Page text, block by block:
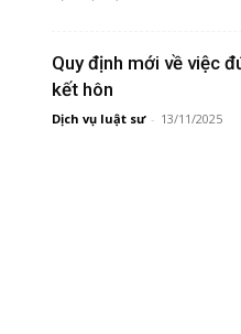
Quy định mới về việc
kết hôn
Dịch vụ luật sư - 13/11/2025